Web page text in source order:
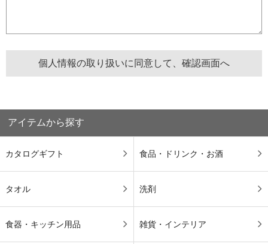
アイテムから探す
カタログギフト 食品・ドリンク・お酒
タオル 洗剤
食器・キッチン用品 雑貨・インテリア